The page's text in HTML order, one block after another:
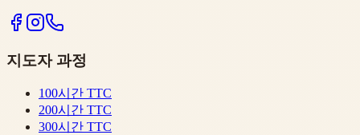
지도자 과정
100시간 TTC
200시간 TTC
300시간 TTC